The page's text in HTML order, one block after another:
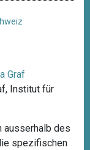
Graf
Institut für
ausserhalb des
spezifischen